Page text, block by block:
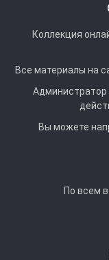
Коллекция
Все материалы на
Администратор
Вы можете
По всем